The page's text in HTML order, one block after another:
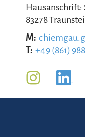
Hausanschrift:
83278
M:
T: +49 (861)